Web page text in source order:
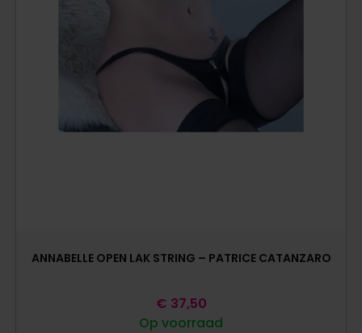
ANNABELLE OPEN LAK STRING – PATRICE CATANZARO
Op voorraad
€ 37,50